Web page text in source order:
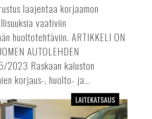
laajentaa korjaamon
vaativiin
huoltotehtäviin. ARTIKKELI ON
AUTOLEHDEN
2023 Raskaan kaluston
korjaus-, huolto- ja...
LAITEKATSAUS